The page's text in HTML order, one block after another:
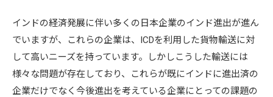
インドの経済発展に伴い多くの日本企業のインド進出が進ん
でいますが、これらの企業は、ICDを利用した貨物輸送に対
して高いニーズを持っています。しかしこうした輸送には
様々な問題が存在しており、これらが既にインドに進出済の
企業だけでなく今後進出を考えている企業にとっての課題の